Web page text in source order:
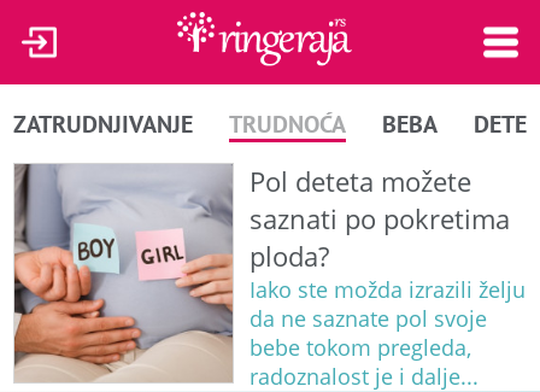
ZATRUDNJIVANJE TRUDNOĆA BEBA DETE
Pol deteta možete
saznati po pokretima
ploda?
Iako ste možda izrazili želju
da ne saznate pol svoje
bebe tokom pregleda,
radoznalost je i dalje...